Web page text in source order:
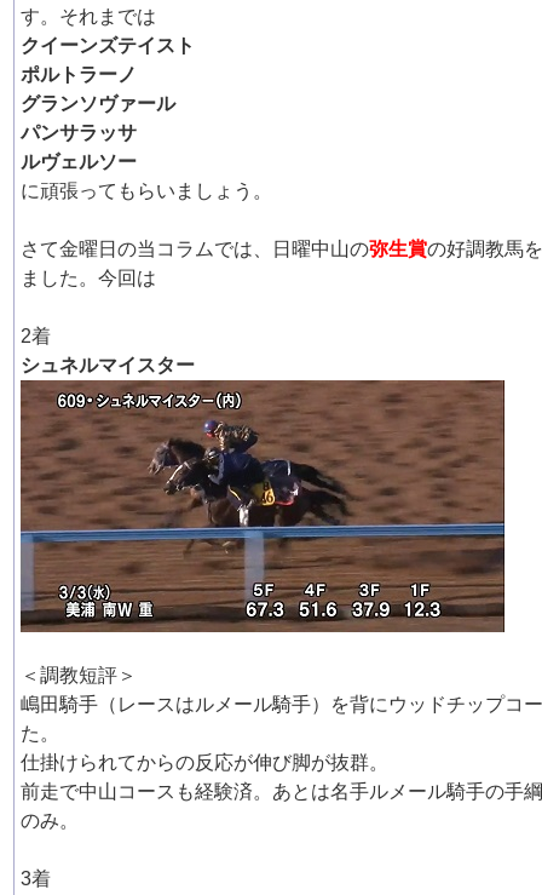
す。それまでは
クイーンズテイスト
ポルトラーノ
グランソヴァール
パンサラッサ
ルヴェルソー
に頑張ってもらいましょう。
さて金曜日の当コラムでは、日曜中山の弥生賞の好調教馬
ました。今回は
2着
シュネルマイスター
＜調教短評＞
嶋田騎手（レースはルメール騎手）を背にウッドチップコ
た。
仕掛けられてからの反応が伸び脚が抜群。
前走で中山コースも経験済。あとは名手ルメール騎手の手
のみ。
3着